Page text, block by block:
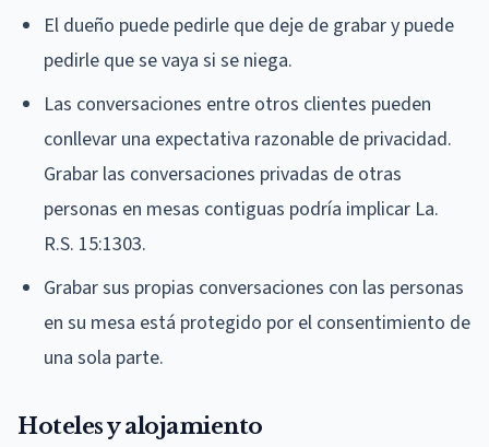
El dueño puede pedirle que deje de grabar y puede
pedirle que se vaya si se niega.
Las conversaciones entre otros clientes pueden
conllevar una expectativa razonable de privacidad.
Grabar las conversaciones privadas de otras
personas en mesas contiguas podría implicar La.
R.S. 15:1303.
Grabar sus propias conversaciones con las personas
en su mesa está protegido por el consentimiento de
una sola parte.
Hoteles y alojamiento